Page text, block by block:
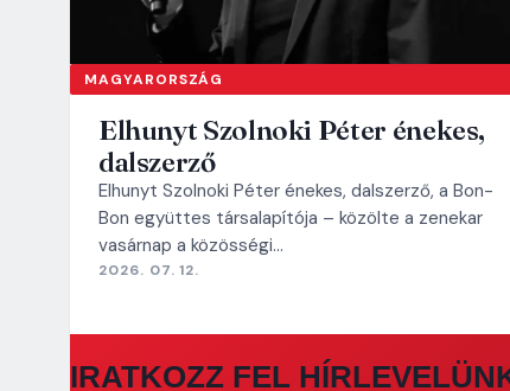
MAGYARORSZÁG
Elhunyt Szolnoki Péter énekes,
dalszerző
Elhunyt Szolnoki Péter énekes, dalszerző, a Bon-
Bon együttes társalapítója – közölte a zenekar
vasárnap a közösségi…
2026. 07. 12.
IRATKOZZ FEL